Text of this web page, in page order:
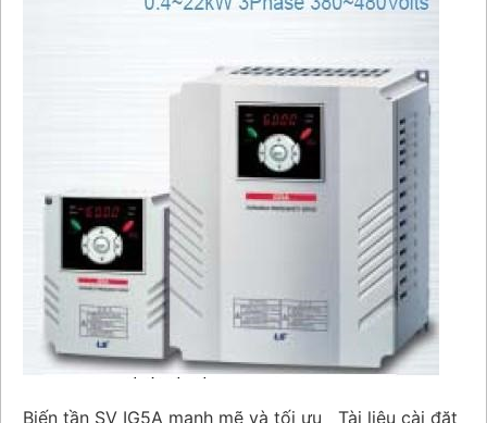
Biến tần SV IG5A mạnh mẽ và tối ưu Tài liệu cài đặt